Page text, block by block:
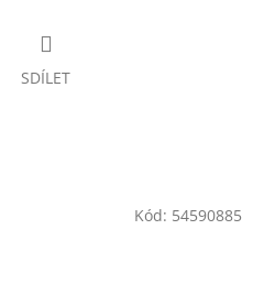
SDÍLET
Kód: 54590885